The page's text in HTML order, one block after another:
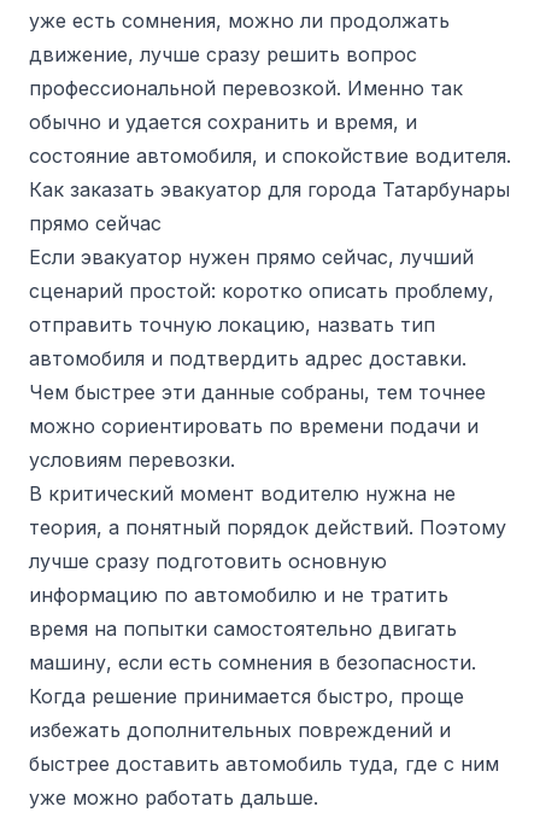
уже есть сомнения, можно ли продолжать
движение, лучше сразу решить вопрос
профессиональной перевозкой. Именно так
обычно и удается сохранить и время, и
состояние автомобиля, и спокойствие водителя.
Как заказать эвакуатор для города Татарбунары
прямо сейчас
Если эвакуатор нужен прямо сейчас, лучший
сценарий простой: коротко описать проблему,
отправить точную локацию, назвать тип
автомобиля и подтвердить адрес доставки.
Чем быстрее эти данные собраны, тем точнее
можно сориентировать по времени подачи и
условиям перевозки.
В критический момент водителю нужна не
теория, а понятный порядок действий. Поэтому
лучше сразу подготовить основную
информацию по автомобилю и не тратить
время на попытки самостоятельно двигать
машину, если есть сомнения в безопасности.
Когда решение принимается быстро, проще
избежать дополнительных повреждений и
быстрее доставить автомобиль туда, где с ним
уже можно работать дальше.